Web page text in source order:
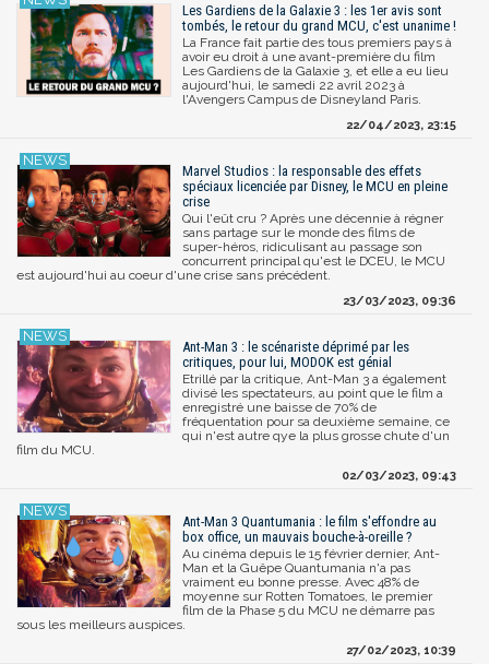
Les Gardiens de la Galaxie 3 : les 1er avis sont
tombés, le retour du grand MCU, c'est unanime !
La France fait partie des tous premiers pays à
avoir eu droit à une avant-première du film
Les Gardiens de la Galaxie 3, et elle a eu lieu
aujourd'hui, le samedi 22 avril 2023 à
l'Avengers Campus de Disneyland Paris.
22/04/2023, 23:15
Marvel Studios : la responsable des effets
spéciaux licenciée par Disney, le MCU en pleine
crise
Qui l'eût cru ? Après une décennie à régner
sans partage sur le monde des films de
super-héros, ridiculisant au passage son
concurrent principal qu'est le DCEU, le MCU
est aujourd'hui au coeur d'une crise sans précédent.
23/03/2023, 09:36
Ant-Man 3 : le scénariste déprimé par les
critiques, pour lui, MODOK est génial
Etrillé par la critique, Ant-Man 3 a également
divisé les spectateurs, au point que le film a
enregistré une baisse de 70% de
fréquentation pour sa deuxième semaine, ce
qui n'est autre qye la plus grosse chute d'un
film du MCU.
02/03/2023, 09:43
Ant-Man 3 Quantumania : le film s'effondre au
box office, un mauvais bouche-à-oreille ?
Au cinéma depuis le 15 février dernier, Ant-
Man et la Guêpe Quantumania n'a pas
vraiment eu bonne presse. Avec 48% de
moyenne sur Rotten Tomatoes, le premier
film de la Phase 5 du MCU ne démarre pas
sous les meilleurs auspices.
27/02/2023, 10:39